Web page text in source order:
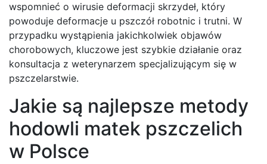
wspomnieć o wirusie deformacji skrzydeł, który
powoduje deformacje u pszczół robotnic i trutni. W
przypadku wystąpienia jakichkolwiek objawów
chorobowych, kluczowe jest szybkie działanie oraz
konsultacja z weterynarzem specjalizującym się w
pszczelarstwie.
Jakie są najlepsze metody
hodowli matek pszczelich
w Polsce